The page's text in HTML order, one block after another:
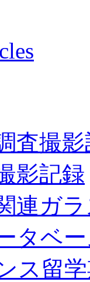
査撮
影記録
連ガ
タベ
ス留